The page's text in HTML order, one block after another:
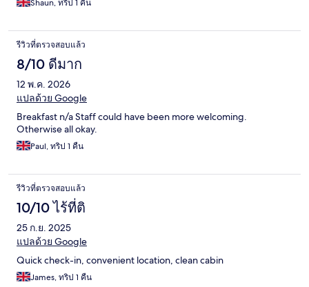
Shaun, ทริป 1 คืน
รีวิวที่ตรวจสอบแล้ว
8/10 ดีมาก
12 พ.ค. 2026
แปลด้วย Google
Breakfast n/a Staff could have been more welcoming.
Otherwise all okay.
Paul, ทริป 1 คืน
รีวิวที่ตรวจสอบแล้ว
10/10 ไร้ที่ติ
25 ก.ย. 2025
แปลด้วย Google
Quick check-in, convenient location, clean cabin
James, ทริป 1 คืน